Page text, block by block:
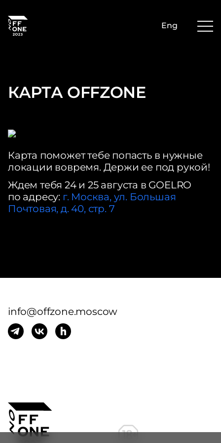
Eng
КАРТА OFFZONE
Карта поможет тебе попасть в нужные
локации вовремя. Держи ее под рукой!
Ждем тебя 24 и 25 августа в GOELRO
по адресу: г. Москва, ул. Большая
Почтовая, д. 40, стр. 7
info@offzone.moscow